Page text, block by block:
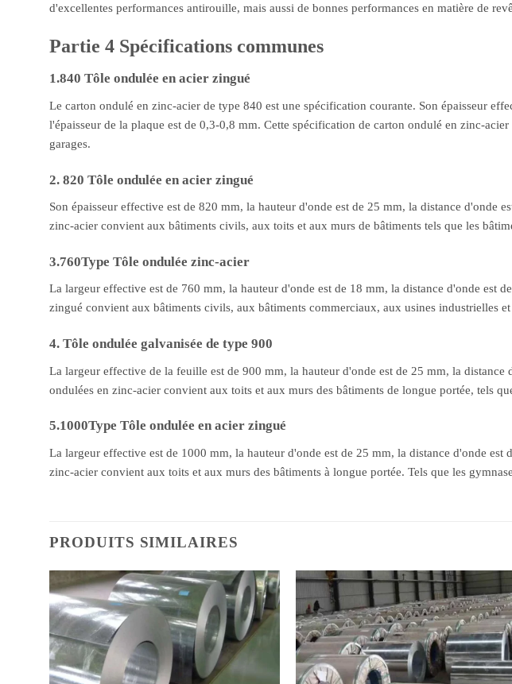
d'excellentes performances antirouille, mais aussi de bonnes performances en matière de
Partie 4 Spécifications communes
1.840 Tôle ondulée en acier zingué
Le carton ondulé en zinc-acier de type 840 est une spécification courante. Son épaisseur
l'épaisseur de la plaque est de 0,3-0,8 mm. Cette spécification de carton ondulé en zinc-
garages.
2. 820 Tôle ondulée en acier zingué
Son épaisseur effective est de 820 mm, la hauteur d'onde est de 25 mm, la distance d'onde
zinc-acier convient aux bâtiments civils, aux toits et aux murs de bâtiments tels que les
3.760Type Tôle ondulée zinc-acier
La largeur effective est de 760 mm, la hauteur d'onde est de 18 mm, la distance d'onde est
zingué convient aux bâtiments civils, aux bâtiments commerciaux, aux usines industrielles
4. Tôle ondulée galvanisée de type 900
La largeur effective de la feuille est de 900 mm, la hauteur d'onde est de 25 mm, la
ondulées en zinc-acier convient aux toits et aux murs des bâtiments de longue portée, tels
5.1000Type Tôle ondulée en acier zingué
La largeur effective est de 1000 mm, la hauteur d'onde est de 25 mm, la distance d'onde
zinc-acier convient aux toits et aux murs des bâtiments à longue portée. Tels que les
PRODUITS SIMILAIRES